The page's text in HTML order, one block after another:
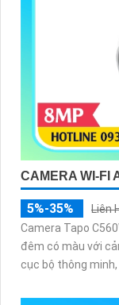
CAMERA WI-FI
5%-35%
Liên
Camera Tapo
đêm có màu với cảm biến
cục bộ thông